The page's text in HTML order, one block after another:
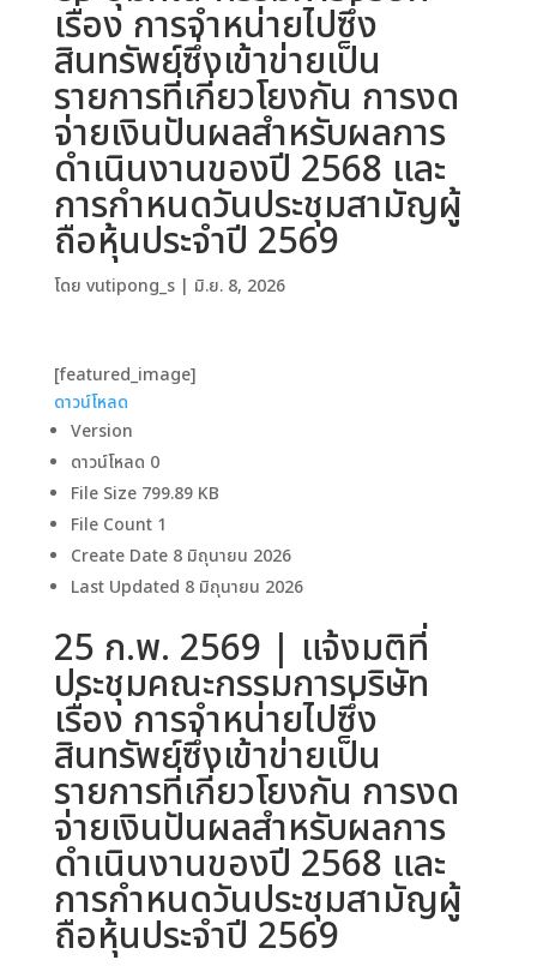
เรื่อง การจำหน่ายไปซึ่ง
สินทรัพย์ซึ่งเข้าข่ายเป็น
รายการที่เกี่ยวโยงกัน การงด
จ่ายเงินปันผลสำหรับผลการ
ดำเนินงานของปี 2568 และ
การกำหนดวันประชุมสามัญผู้
ถือหุ้นประจำปี 2569
โดย vutipong_s| มิ.ย. 8, 2026
[featured_image]
ดาวน์โหลด
Version
ดาวน์โหลด 0
File Size 799.89 KB
File Count 1
Create Date 8 มิถุนายน 2026
Last Updated 8 มิถุนายน 2026
25 ก.พ. 2569 | แจ้งมติที่
ประชุมคณะกรรมการบริษัท
เรื่อง การจำหน่ายไปซึ่ง
สินทรัพย์ซึ่งเข้าข่ายเป็น
รายการที่เกี่ยวโยงกัน การงด
จ่ายเงินปันผลสำหรับผลการ
ดำเนินงานของปี 2568 และ
การกำหนดวันประชุมสามัญผู้
ถือหุ้นประจำปี 2569